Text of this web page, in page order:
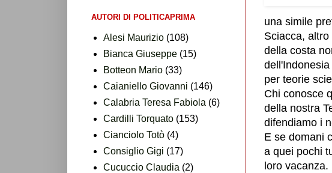
una simile
Sciacca,
della costa
per teorie
Chi conosce
della nostra
difendiamo i
E se domani
a quei pochi
loro vacanza.
AUTORI DI POLITICAPRIMA
Alesi Maurizio (108)
Bianca Giuseppe (15)
Botteon Mario (33)
Caianiello Giovanni (146)
Calabria Teresa Fabiola (6)
Cardilli Torquato (153)
Cianciolo Totò (4)
Consiglio Gigi (17)
Cucuccio Claudia (2)